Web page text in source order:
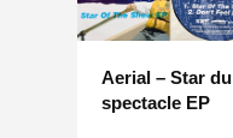
Aerial – Star du
spectacle EP